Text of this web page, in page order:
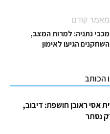
מאמר קודם
מכבי נתניה: למרות המצב,
השחקנים הגיעו לאימון
הכותב
אסי ראובן חושפת: דיבוב,
נסתר